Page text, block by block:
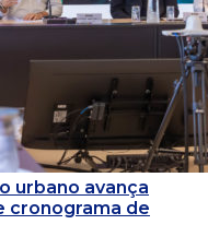
urbano avança
cronograma de